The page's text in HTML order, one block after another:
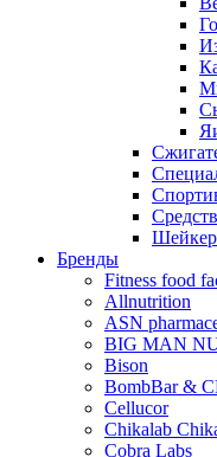
Шейкер
Бренды
Fitness food
Allnutrition
ASN
BIG MAN
Bison
BombBar &
Cellucor
Chikalab
Cobra Labs